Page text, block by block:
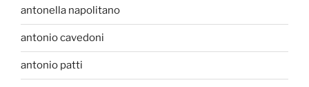
antonella napolitano
antonio cavedoni
antonio patti